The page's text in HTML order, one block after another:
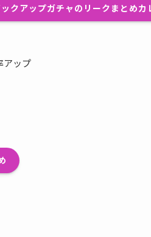
クアップガチャのリークまとめカ
アップ